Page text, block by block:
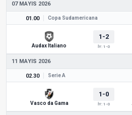
07 MAYIS 2026
01.00 Copa Sudamericana
Audax Italiano
1-2
İY: 1-0
11 MAYIS 2026
02.30 Serie A
Vasco da Gama
1-0
İY: 1-0